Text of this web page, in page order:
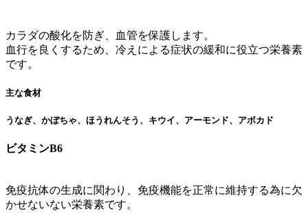
カラダの酸化を防ぎ、血管を保護します。
血行を良くするため、冷えによる症状の緩和に役立つ栄養素
です。
主な食材
うなぎ、かぼちゃ、ほうれんそう、キウイ、アーモンド、アボカド
ビタミンB6
免疫抗体の生成に関わり、免疫機能を正常に維持する為に欠
かせないない栄養素です。